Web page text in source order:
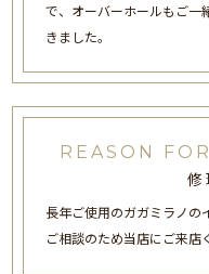
で、オーバーホールもご一
きました。
REASON
修
長年ご使用のガガミラノの
ご相談のため当店にご来店